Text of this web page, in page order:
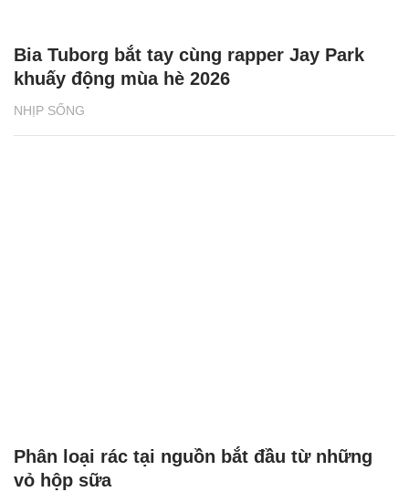
NHỊP SỐNG
Bia Tuborg bắt tay cùng rapper Jay Park
khuấy động mùa hè 2026
Phân loại rác tại nguồn bắt đầu từ những
vỏ hộp sữa